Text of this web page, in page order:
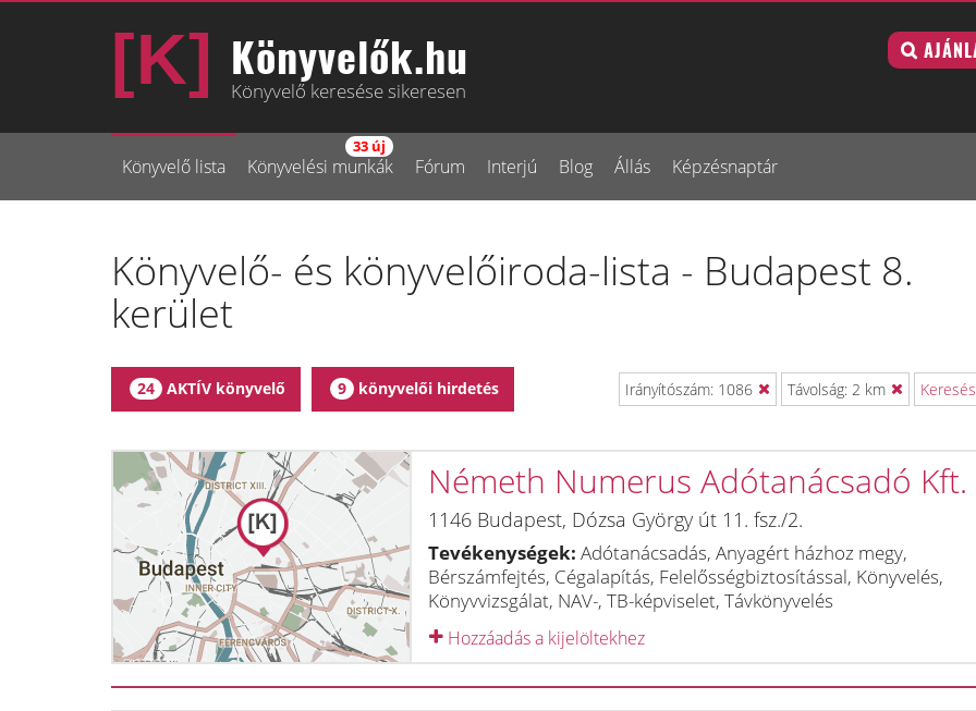
Könyvelők.hu
Könyvelő keresése sikeresen
Könyvelő lista Könyvelési munkák
33 új
Fórum Interjú Blog Állás Képzésnaptár
Könyvelő- és könyvelőiroda-lista - Budapest 8.
kerület
24 AKTÍV könyvelő 9 könyvelői hirdetés Irányítószám: 1086 Távolság: 2 km
Németh Numerus Adótanácsadó Kft.
1146 Budapest, Dózsa György út 11. fsz./2.
Tevékenységek: Adótanácsadás, Anyagért házhoz megy,
Bérszámfejtés, Cégalapítás, Felelősségbiztosítással, Könyvelés,
Könyvvizsgálat, NAV-, TB-képviselet, Távkönyvelés
Hozzáadás a kijelöltekhez